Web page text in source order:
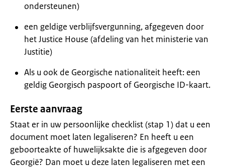
ondersteunen)
een geldige verblijfsvergunning, afgegeven door
het Justice House (afdeling van het ministerie van
Justitie)
Als u ook de Georgische nationaliteit heeft: een
geldig Georgisch paspoort of Georgische ID-kaart.
Eerste aanvraag
Staat er in uw persoonlijke checklist (stap 1) dat u een
document moet laten legaliseren? En heeft u een
geboorteakte of huwelijksakte die is afgegeven door
Georgië? Dan moet u deze laten legaliseren met een